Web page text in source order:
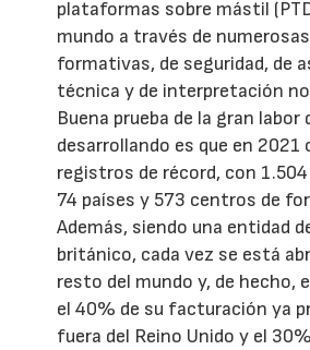
plataformas sobre mástil
mundo a través de
formativas, de seguridad, de
técnica y de interpretación
Buena prueba de la gran labor
desarrollando es que en 2021
registros de récord, con
74 países y 573 centros de
Además, siendo una entidad
británico, cada vez se está
resto del mundo y, de hecho,
el 40% de su facturación ya
fuera del Reino Unido y el